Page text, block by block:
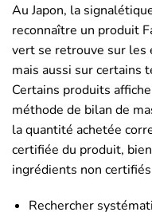
Au Japon, la
reconnaître un produit
vert se retrouve sur les
mais aussi sur certains
Certains produits
méthode de bilan de
la quantité achetée
certifiée du produit,
ingrédients non
Rechercher